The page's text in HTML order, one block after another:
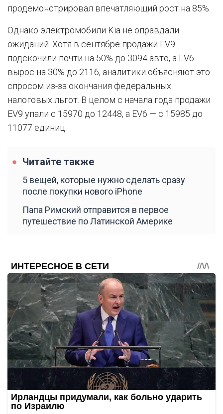
продемонстрировал впечатляющий рост на 85%.
Однако электромобили Kia не оправдали
ожиданий. Хотя в сентябре продажи EV9
подскочили почти на 50% до 3094 авто, а EV6
вырос на 30% до 2116, аналитики объясняют это
спросом из-за окончания федеральных
налоговых льгот. В целом с начала года продажи
EV9 упали с 15970 до 12448, а EV6 — с 15985 до
11077 единиц.
Читайте также
5 вещей, которые нужно сделать сразу
после покупки нового iPhone
Папа Римский отправится в первое
путешествие по Латинской Америке